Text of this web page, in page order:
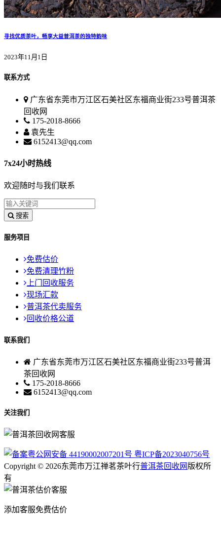
寻找优质茶叶，畅享大益普洱茶的独特韵味
2023年11月1日
联系方式
广东省东莞市万江区石美社区东福商业街233号普洱茶
回收网
175-2018-8666
袁先生
6152413@qq.com
7x24小时热线
欢迎随时与我们联系
搜索
服务项目
免费估价
免费清理竹粉
上门回收服务
现场汇款
普洱茶代卖服务
回收价格公道
联系我们
广东省东莞市万江区石美社区东福商业街233号普洱
茶回收网
175-2018-8666
6152413@qq.com
关注我们
粤公网安备 44190002007201号 粤ICP备2023040756号
Copyright © 2026东莞市万江禅茗茶叶行普洱茶回收网 版权所
有
添加客服免费估价